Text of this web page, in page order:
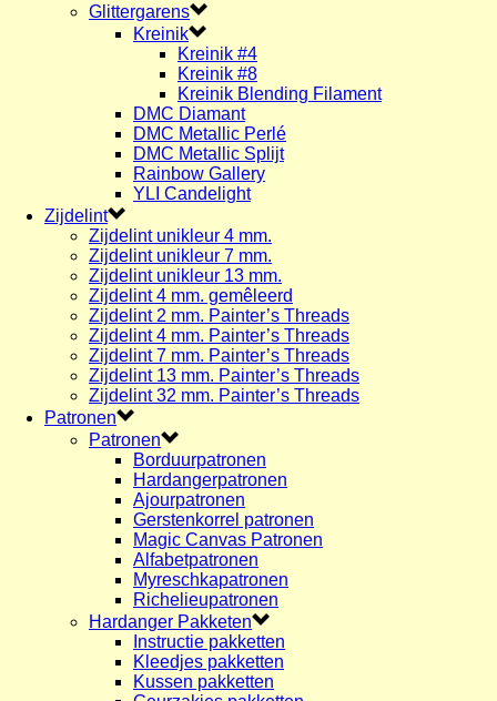
Glittergarens
Kreinik
Kreinik #4
Kreinik #8
Kreinik Blending Filament
DMC Diamant
DMC Metallic Perlé
DMC Metallic Splijt
Rainbow Gallery
YLI Candelight
Zijdelint
Zijdelint unikleur 4 mm.
Zijdelint unikleur 7 mm.
Zijdelint unikleur 13 mm.
Zijdelint 4 mm. gemêleerd
Zijdelint 2 mm. Painter’s Threads
Zijdelint 4 mm. Painter’s Threads
Zijdelint 7 mm. Painter’s Threads
Zijdelint 13 mm. Painter’s Threads
Zijdelint 32 mm. Painter’s Threads
Patronen
Patronen
Borduurpatronen
Hardangerpatronen
Ajourpatronen
Gerstenkorrel patronen
Magic Canvas Patronen
Alfabetpatronen
Myreschkapatronen
Richelieupatronen
Hardanger Pakketen
Instructie pakketten
Kleedjes pakketten
Kussen pakketten